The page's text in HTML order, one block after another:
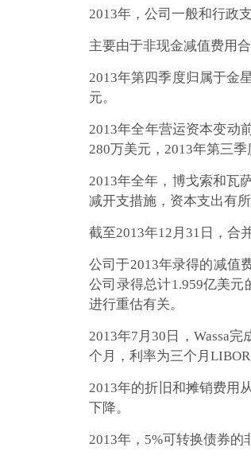
2013年，公司一般和行政
主要由于非现金减值费用
2013年第四季度归属于金
元。
2013年全年营运资本变动
280万美元，2013年第三
2013年全年，博戈索和瓦
减开支措施，资本支出有
截至2013年12月31日，合
公司于2013年录得的减值
公司录得总计1.959亿美元
进行重估有关。
2013年7月30日，Wassa
个月，利率为三个月
2013年的折旧和摊销费用
下降。
2013年，5%可转换债券的